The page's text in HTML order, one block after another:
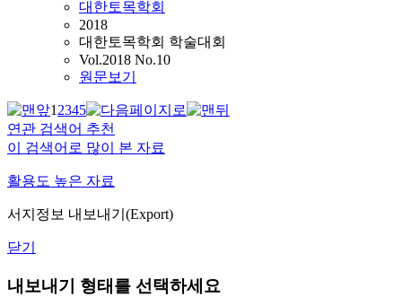
대한토목학회
2018
대한토목학회 학술대회
Vol.2018 No.10
원문보기
12345
연관 검색어 추천
이 검색어로 많이 본 자료
활용도 높은 자료
서지정보 내보내기(Export)
닫기
내보내기 형태를 선택하세요